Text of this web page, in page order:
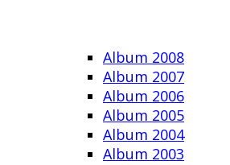
Album 2008
Album 2007
Album 2006
Album 2005
Album 2004
Album 2003